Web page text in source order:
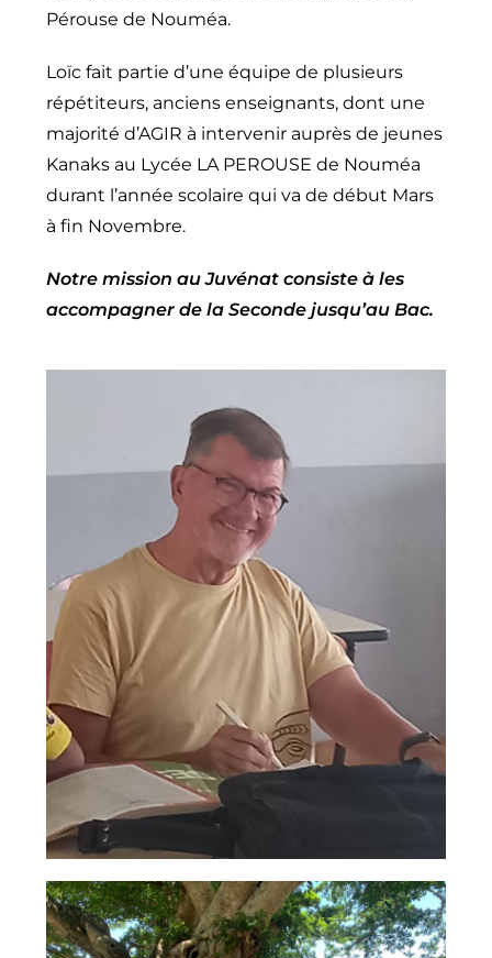
Pérouse de Nouméa.
Loïc fait partie d’une équipe de plusieurs
répétiteurs, anciens enseignants, dont une
majorité d’AGIR à intervenir auprès de jeunes
Kanaks au Lycée LA PEROUSE de Nouméa
durant l’année scolaire qui va de début Mars
à fin Novembre.
Notre mission au Juvénat consiste à les
accompagner de la Seconde jusqu’au Bac.